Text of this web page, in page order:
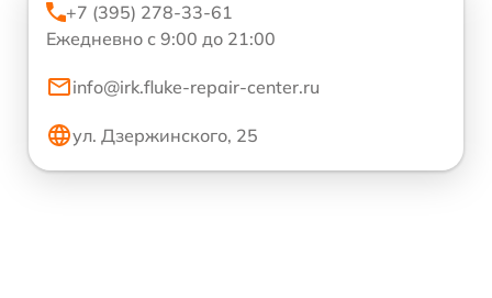
+7 (395) 278-33-61
Ежедневно с 9:00 до 21:00
info@irk.fluke-repair-center.ru
ул. Дзержинского, 25